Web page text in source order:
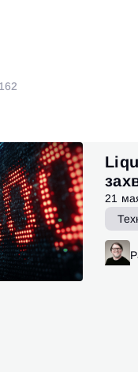
62
21